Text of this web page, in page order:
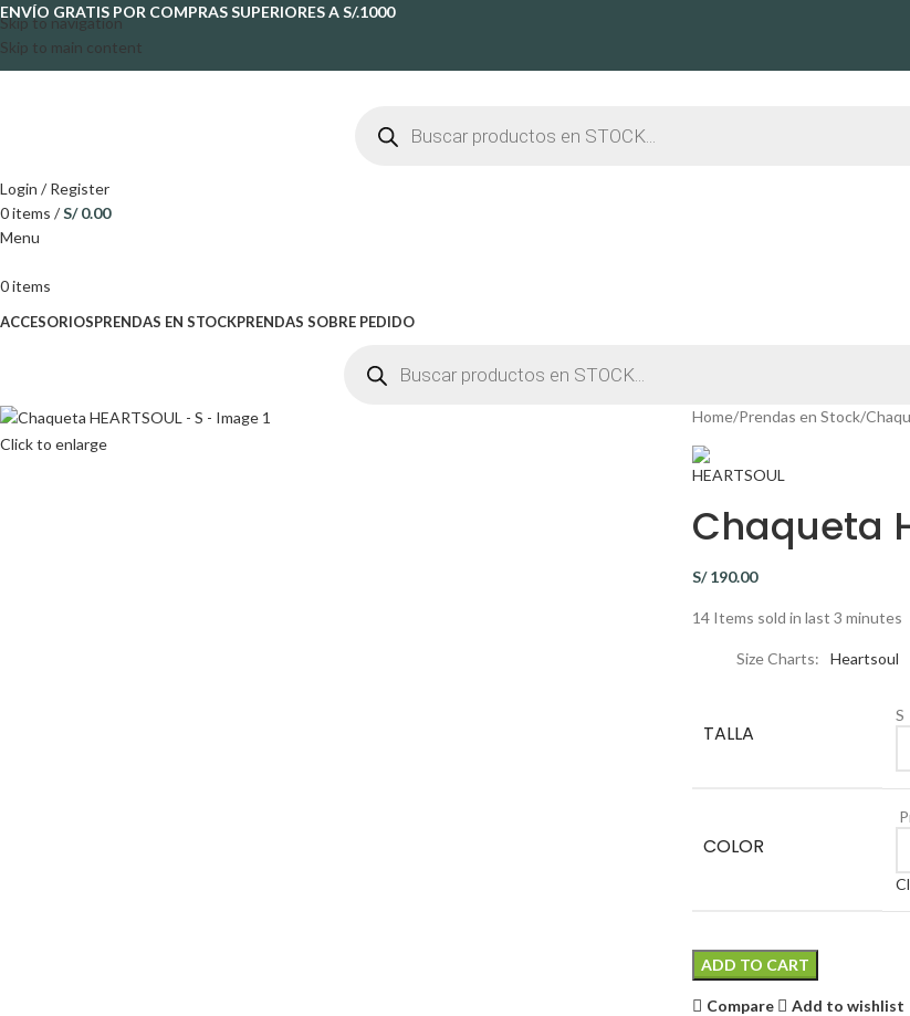
Skip to navigation
Skip to main content
ENVÍO GRATIS POR COMPRAS SUPERIORES A S/.1000
Login / Register
0items /S/0.00
Menu
0items
ACCESORIOSPRENDAS EN STOCKPRENDAS SOBRE PEDIDO
Click to enlarge
Home Prendas en Stock
Chaqueta
S/190.00
14 Items sold in last 3 minutes
Size Charts Heartsoul
TALLA
S
COLOR
ADD TO CART
Compare
Add to wishlist